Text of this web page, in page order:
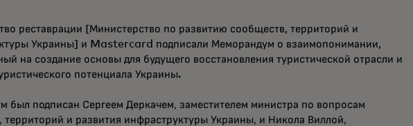
реставрации [Министерство по развитию сообществ, территорий и
Украины] и Mastercard подписали Меморандум о взаимопонимании,
на создание основы для будущего восстановления туристической отрасли и
потенциала Украины.
был подписан Сергеем Деркачем, заместителем министра по вопросам
территорий и развития инфраструктуры Украины, и Никола Виллой,